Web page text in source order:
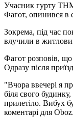
Учасник гурту
Фагот, опинився в
Зокрема, під час
влучили в
Фагот розповів,
Одразу після
"Вчора ввечері я
біля свого
прилетіло. Вибух
коментарі для